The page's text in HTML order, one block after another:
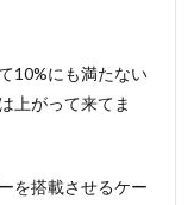
10%にも満たない
上がって来てま
を搭載させるケー